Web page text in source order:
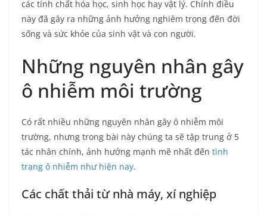
các tính chất hóa học, sinh học hay vật lý. Chính điều
này đã gây ra những ảnh hưởng nghiêm trọng đến đời
sống và sức khỏe của sinh vật và con người.
Những nguyên nhân gây
ô nhiễm môi trường
Có rất nhiều những nguyên nhân gây ô nhiễm môi
trường, nhưng trong bài này chúng ta sẽ tập trung ở 5
tác nhân chính, ảnh hưởng mạnh mẽ nhất đến tình
trạng ô nhiễm như hiện nay.
Các chất thải từ nhà máy, xí nghiệp